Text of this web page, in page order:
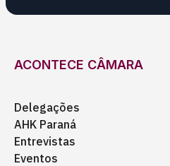
ACONTECE CÂMARA
Delegações
AHK Paraná
Entrevistas
Eventos